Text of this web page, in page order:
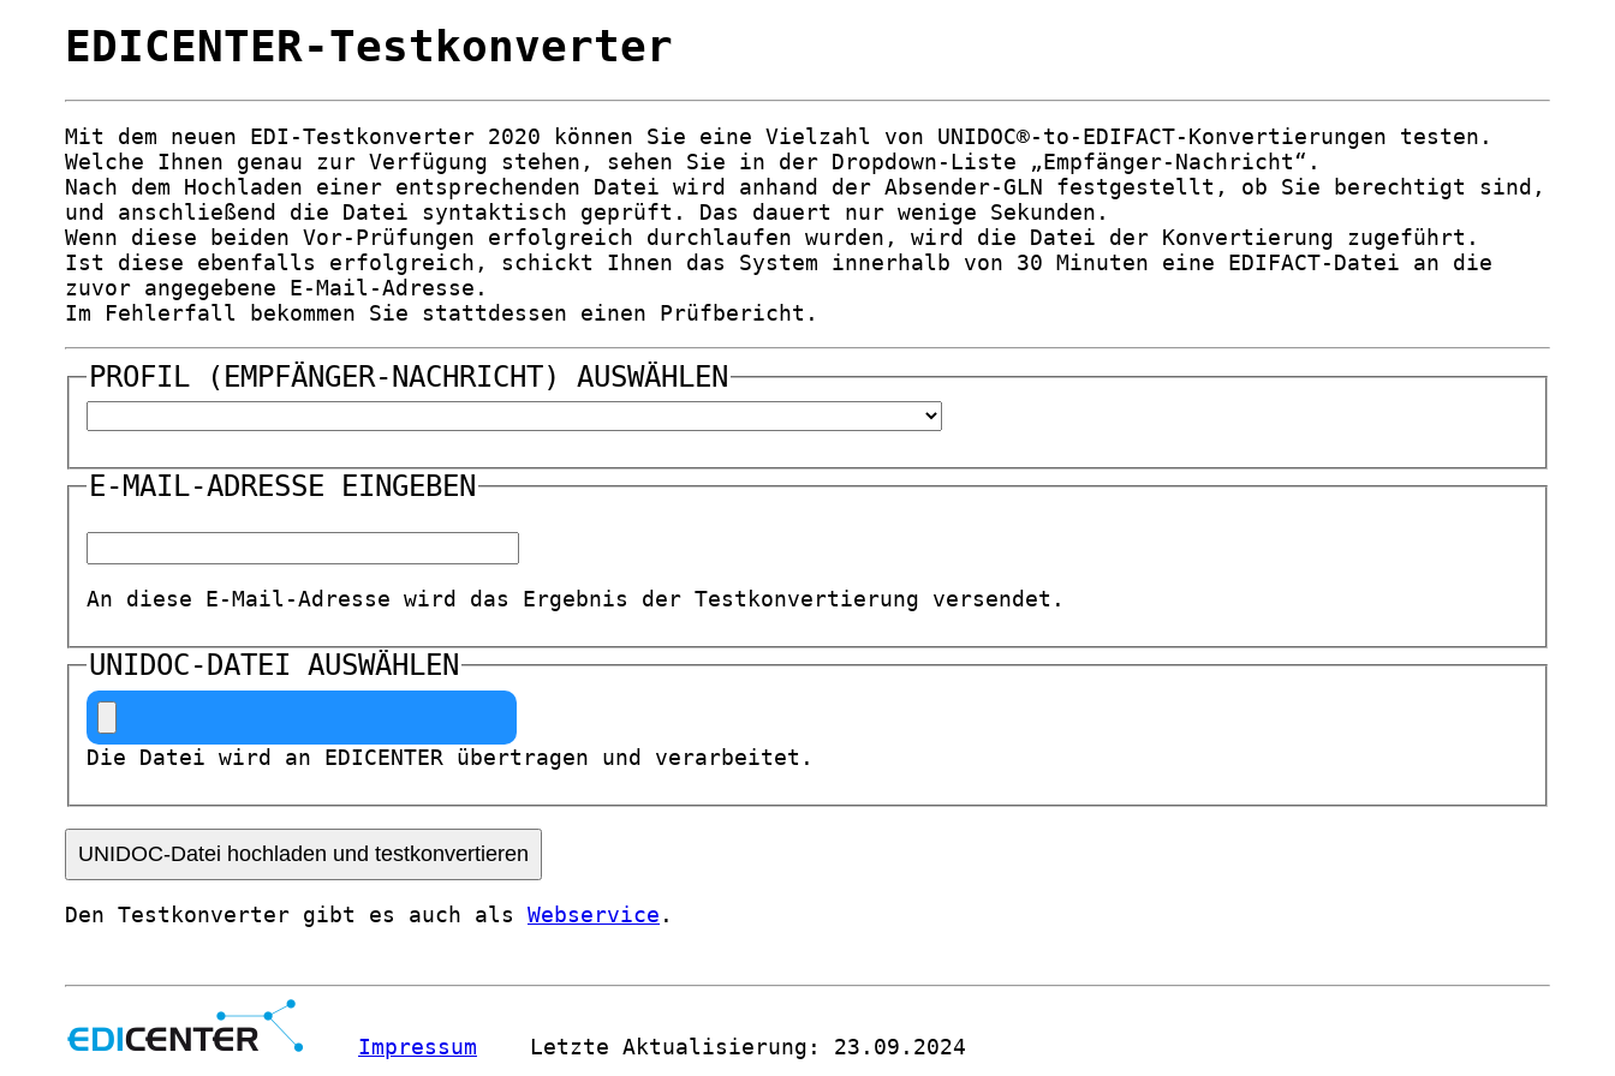
EDICENTER-Testkonverter
Mit dem neuen EDI-Testkonverter 2020 können Sie eine Vielzahl von UNIDOC®-to-EDIFACT-Konvertierungen testen.
Welche Ihnen genau zur Verfügung stehen, sehen Sie in der Dropdown-Liste „Empfänger-Nachricht“.
Nach dem Hochladen einer entsprechenden Datei wird anhand der Absender-GLN festgestellt, ob Sie berechtigt sind,
und anschließend die Datei syntaktisch geprüft. Das dauert nur wenige Sekunden.
Wenn diese beiden Vor-Prüfungen erfolgreich durchlaufen wurden, wird die Datei der Konvertierung zugeführt.
Ist diese ebenfalls erfolgreich, schickt Ihnen das System innerhalb von 30 Minuten eine EDIFACT-Datei an die
zuvor angegebene E-Mail-Adresse.
Im Fehlerfall bekommen Sie stattdessen einen Prüfbericht.
PROFIL (EMPFÄNGER-NACHRICHT) AUSWÄHLEN
E-MAIL-ADRESSE EINGEBEN
An diese E-Mail-Adresse wird das Ergebnis der Testkonvertierung versendet.
UNIDOC-DATEI AUSWÄHLEN
Die Datei wird an EDICENTER übertragen und verarbeitet.
Den Testkonverter gibt es auch als Webservice .
Impressum Letzte Aktualisierung: 23.09.2024